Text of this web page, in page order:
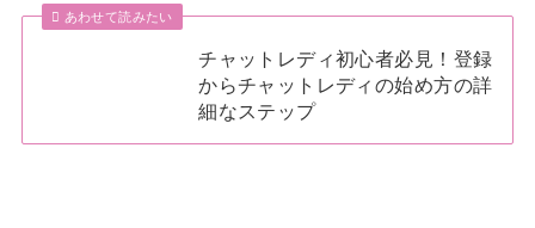
あわせて読みたい
チャットレディ初心者必見！登録
からチャットレディの始め方の詳
細なステップ